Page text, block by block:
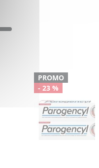
PROMO
- 23 %